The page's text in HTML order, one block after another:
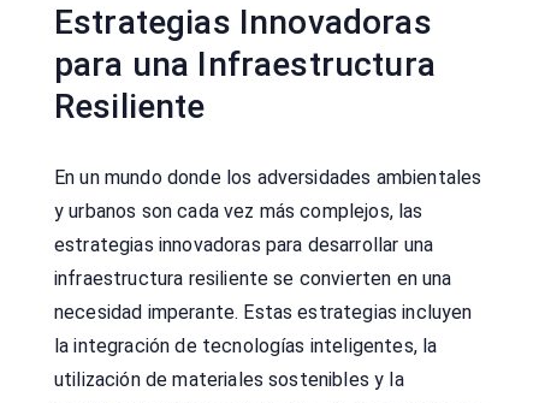
Estrategias Innovadoras
para una Infraestructura
Resiliente
En un mundo donde los adversidades ambientales
y urbanos son cada vez más complejos, las
estrategias innovadoras para desarrollar una
infraestructura resiliente se convierten en una
necesidad imperante. Estas estrategias incluyen
la integración de tecnologías inteligentes, la
utilización de materiales sostenibles y la